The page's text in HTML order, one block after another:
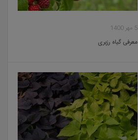
5 مهر 1400
معرفی گیاه رزبری